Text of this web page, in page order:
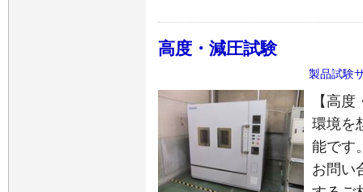
高度・減圧試験
製品試験
【高
環境を
能です
お問い